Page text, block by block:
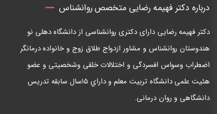
درباره دکتر فهیمه رضایی متخصص روانشناس
دكتر فهيمه رضايی دارای دكتری روانشناسی از دانشگاه دهلی نو
هندوستان روانشناس و مشاور ازدواج طلاق زوج و خانواده درمانگر
اضطراب وسواس افسردگی و اختلالات خلقی وشخصيتی و عضو
هئيت علمی دانشگاه تربيت معلم و داراي ١٥سال سابقه تدريس
دانشگاهی و روان درمانی.